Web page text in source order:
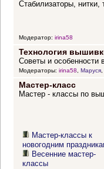
Стабилизаторы, нитки,
Модератор: irina58
Технология
Советы и особенности
Модераторы: irina58, Маруся,
Мастер-класс
Мастер - классы по
Мастер-классы к
новогодним
Весенние мастер-
классы